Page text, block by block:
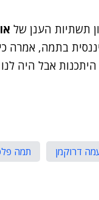
תשתיות הענן של
בתמה, אמרה
אבל היה
דרוקמן תמה